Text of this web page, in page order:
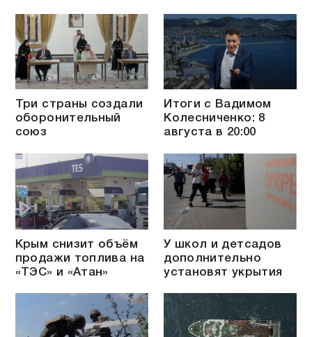
Три страны создали
оборонительный
союз
Итоги с Вадимом
Колесниченко: 8
августа в 20:00
Крым снизит объём
продажи топлива на
«ТЭС» и «Атан»
У школ и детсадов
дополнительно
установят укрытия